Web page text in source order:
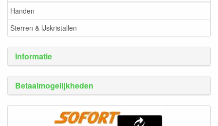
Handen
Sterren & IJskristallen
Informatie
Betaalmogelijkheden